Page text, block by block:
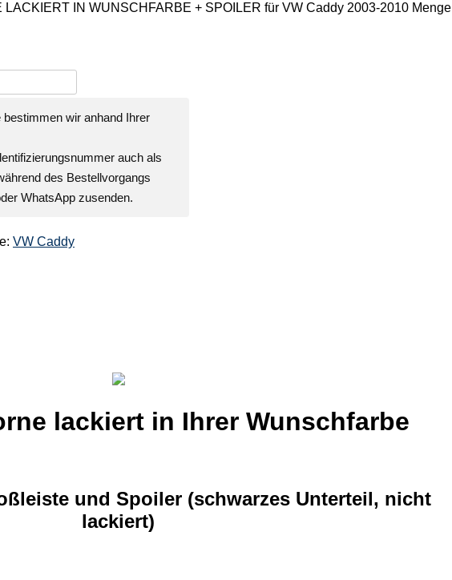
IN WUNSCHFARBE + SPOILER für VW Caddy 2003-2010 Menge
wir anhand Ihrer
auch als
des Bestellvorgangs
WhatsApp zusenden.
VW Caddy
lackiert in Ihrer Wunschfarbe
und Spoiler (schwarzes Unterteil, nicht
lackiert)